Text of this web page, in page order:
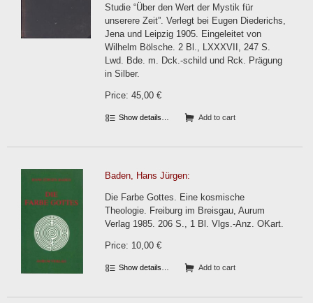
Studie “Über den Wert der Mystik für
unserere Zeit”. Verlegt bei Eugen Diederichs,
Jena und Leipzig 1905. Eingeleitet von
Wilhelm Bölsche. 2 Bl., LXXXVII, 247 S.
Lwd. Bde. m. Dck.-schild und Rck. Prägung
in Silber.
Price: 45,00 €
Show details… Add to cart
Baden, Hans Jürgen:
Die Farbe Gottes. Eine kosmische
Theologie. Freiburg im Breisgau, Aurum
Verlag 1985. 206 S., 1 Bl. Vlgs.-Anz. OKart.
Price: 10,00 €
Show details… Add to cart